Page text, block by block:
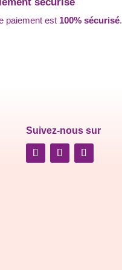
paiement est 100% sécurisé.
Suivez-nous sur